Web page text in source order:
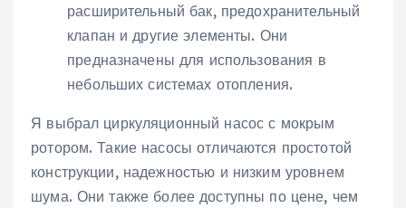
расширительный бак, предохранительный
клапан и другие элементы. Они
предназначены для использования в
небольших системах отопления.
Я выбрал циркуляционный насос с мокрым
ротором. Такие насосы отличаются простотой
конструкции, надежностью и низким уровнем
шума. Они также более доступны по цене, чем